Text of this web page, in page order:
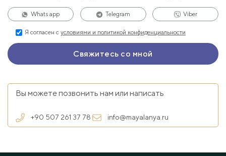
Whats app Telegram Viber
Я согласен с условиями и политикой конфиденциальности
Вы можете позвонить нам или написать
+90 507 261 37 78 info@mayalanya.ru